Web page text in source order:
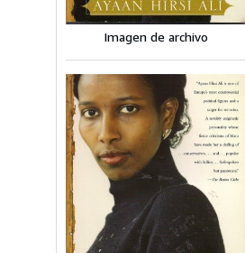
Imagen de archivo